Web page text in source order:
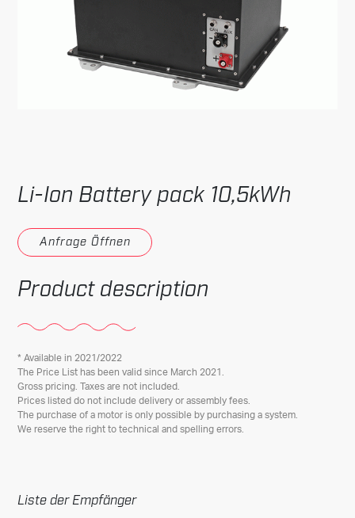
Li-Ion Battery pack 10,5kWh
Anfrage Öffnen
Product description
* Available in 2021/2022
The Price List has been valid since March 2021.
Gross pricing. Taxes are not included.
Prices listed do not include delivery or assembly fees.
The purchase of a motor is only possible by purchasing a system.
We reserve the right to technical and spelling errors.
Liste der Empfänger